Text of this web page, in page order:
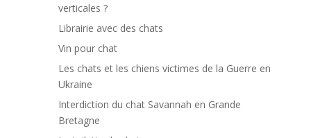
verticales ?
Librairie avec des chats
Vin pour chat
Les chats et les chiens victimes de la Guerre en
Ukraine
Interdiction du chat Savannah en Grande
Bretagne